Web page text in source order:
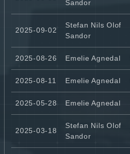
Sandor
2025-09-02
Stefan Nils Olof
Sandor
2025-08-26 Emelie Agnedal
2025-08-11 Emelie Agnedal
2025-05-28 Emelie Agnedal
2025-03-18
Stefan Nils Olof
Sandor